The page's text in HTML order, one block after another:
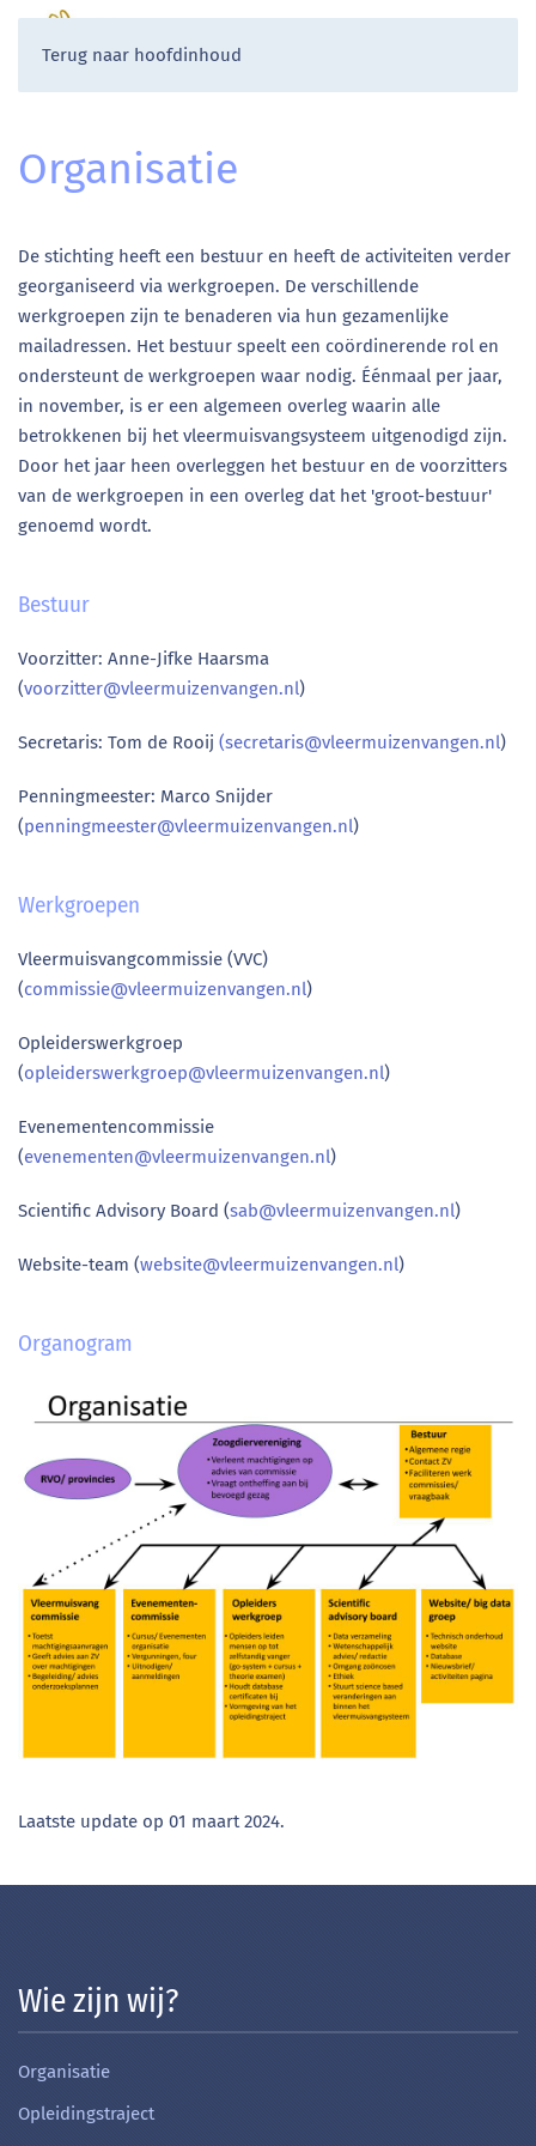
Terug naar hoofdinhoud
Organisatie
De stichting heeft een bestuur en heeft de activiteiten verder
georganiseerd via werkgroepen. De verschillende
werkgroepen zijn te benaderen via hun gezamenlijke
mailadressen. Het bestuur speelt een coördinerende rol en
ondersteunt de werkgroepen waar nodig. Éénmaal per jaar,
in november, is er een algemeen overleg waarin alle
betrokkenen bij het vleermuisvangsysteem uitgenodigd zijn.
Door het jaar heen overleggen het bestuur en de voorzitters
van de werkgroepen in een overleg dat het 'groot-bestuur'
genoemd wordt.
Bestuur
Voorzitter: Anne-Jifke Haarsma
(voorzitter@vleermuizenvangen.nl)
Secretaris: Tom de Rooij (secretaris@vleermuizenvangen.nl)
Penningmeester: Marco Snijder
(penningmeester@vleermuizenvangen.nl)
Werkgroepen
Vleermuisvangcommissie (VVC)
(commissie@vleermuizenvangen.nl)
Opleiderswerkgroep
(opleiderswerkgroep@vleermuizenvangen.nl)
Evenementencommissie
(evenementen@vleermuizenvangen.nl)
Scientific Advisory Board (sab@vleermuizenvangen.nl)
Website-team (website@vleermuizenvangen.nl)
Organogram
Laatste update op 01 maart 2024.
Wie zijn wij?
Organisatie
Opleidingstraject